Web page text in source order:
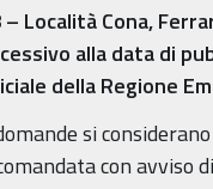
– Località Cona,
alla data di
della Regione
si
con avviso